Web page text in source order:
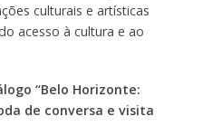
culturais e artísticas
acesso à cultura e ao
“Belo Horizonte:
de conversa e visita